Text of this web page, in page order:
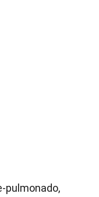
pulmonado,